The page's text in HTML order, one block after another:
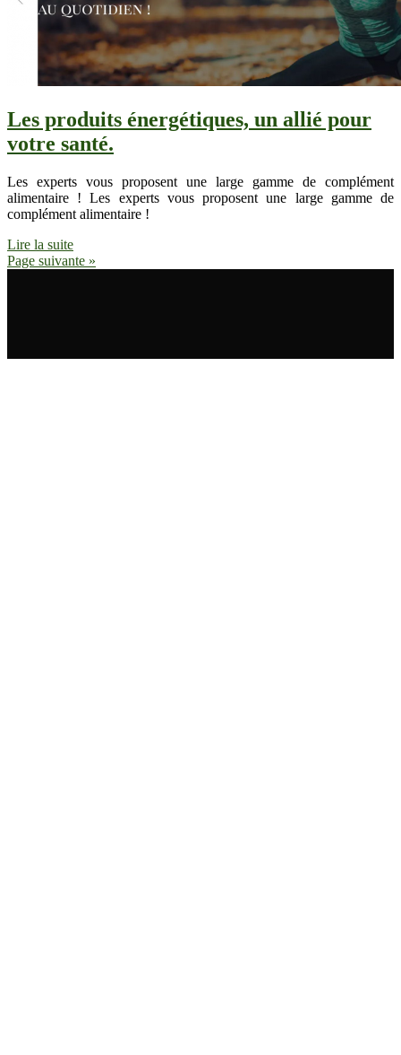
Les produits énergétiques, un allié pour
votre santé.
Les experts vous proposent une large gamme de complément
alimentaire ! Les experts vous proposent une large gamme de
complément alimentaire !
Lire la suite
Page suivante »